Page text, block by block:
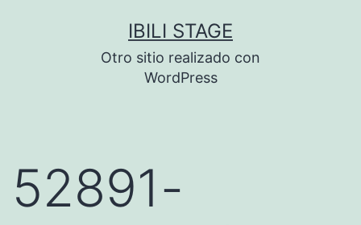
IBILI STAGE
Otro sitio realizado con
WordPress
52891-